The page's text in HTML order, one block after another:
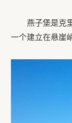
燕子堡是克
一个建立在悬崖